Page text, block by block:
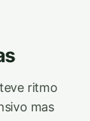
ritmo
mas